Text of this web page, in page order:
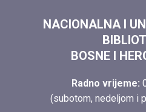
NACIONALNA I
BOSNE I
Radno vrijeme:
(subotom, nedeljom i